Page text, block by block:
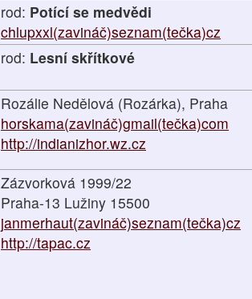
rod: Potící se medvědi
chlupxxl(zavináč)seznam(tečka)cz
rod: Lesní skřítkové
Rozálie Nedělová (Rozárka), Praha
horskama(zavináč)gmail(tečka)com
http://indianizhor.wz.cz
Zázvorková 1999/22
Praha-13 Lužiny 15500
janmerhaut(zavináč)seznam(tečka)cz
http://tapac.cz